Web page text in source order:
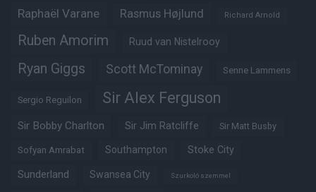
Raphaël Varane Rasmus Højlund Richard Arnold
Ruben Amorim Ruud van Nistelrooy
Ryan Giggs Scott McTominay Senne Lammens
Sergio Reguilon Sir Alex Ferguson
Sir Bobby Charlton Sir Jim Ratcliffe Sir Matt Busby
Sofyan Amrabat Southampton Stoke City
Sunderland Swansea City Szurkoló szemmel